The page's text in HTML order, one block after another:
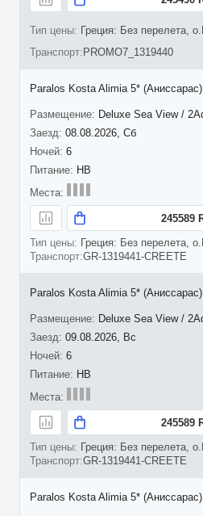
Греция: Без перелета,
PROMO7_1319440
08.08.2026, Сб
6
Paralos Kosta Alimia 5* (Аниссарас)
Deluxe Sea View /
HB
245589
Греция: Без перелета,
GR-1319441-CREETE
09.08.2026, Вс
6
Paralos Kosta Alimia 5* (Аниссарас)
Deluxe Sea View /
HB
245589
Греция: Без перелета,
GR-1319441-CREETE
Paralos Kosta Alimia 5* (Аниссарас)